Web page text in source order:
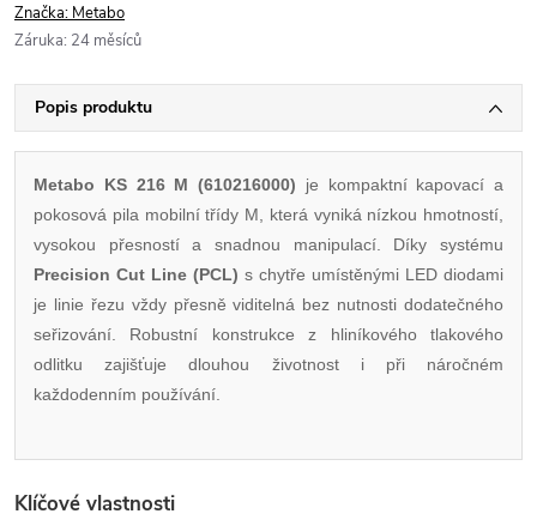
Značka: Metabo
Záruka: 24 měsíců
Popis produktu
Metabo KS 216 M (610216000) je kompaktní kapovací a
pokosová pila mobilní třídy M, která vyniká nízkou hmotností,
vysokou přesností a snadnou manipulací. Díky systému
Precision Cut Line (PCL) s chytře umístěnými LED diodami
je linie řezu vždy přesně viditelná bez nutnosti dodatečného
seřizování. Robustní konstrukce z hliníkového tlakového
odlitku zajišťuje dlouhou životnost i při náročném
každodenním používání.
Klíčové vlastnosti